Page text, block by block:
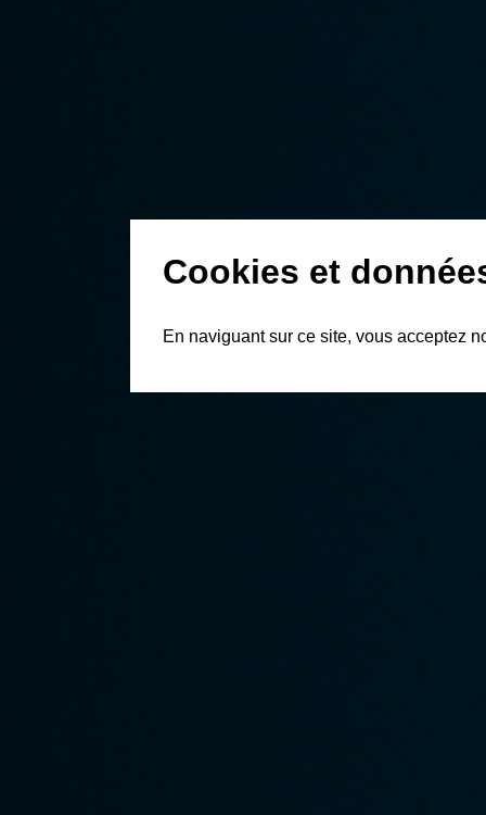
Cookies et
En naviguant sur ce site, vous acceptez